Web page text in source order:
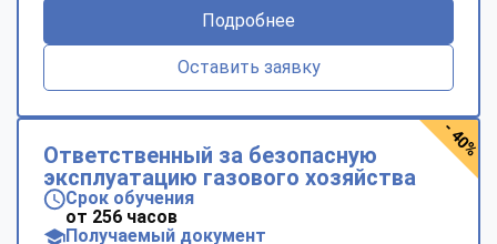
Подробнее
Оставить заявку
Ответственный за безопасную
эксплуатацию газового хозяйства
Срок обучения
от 256 часов
Получаемый документ
- 40%